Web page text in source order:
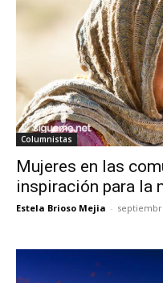
Columnistas
Mujeres en las
inspiración para la
Estela Brioso Mejia -